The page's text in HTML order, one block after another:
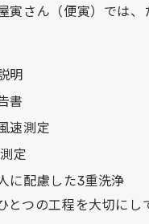
寅さん（便寅）では、
明
書
速測定
定
に配慮した3重洗浄
とつの工程を大切にし